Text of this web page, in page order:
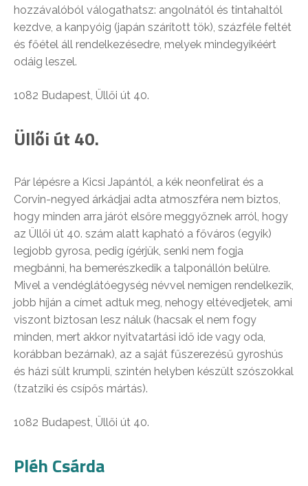
hozzávalóból válogathatsz: angolnától és tintahaltól
kezdve, a kanpyóig (japán szárított tök), százféle feltét
és főétel áll rendelkezésedre, melyek mindegyikéért
odáig leszel.
1082 Budapest, Üllői út 40.
Üllői út 40.
Pár lépésre a Kicsi Japántól, a kék neonfelirat és a
Corvin-negyed árkádjai adta atmoszféra nem biztos,
hogy minden arra járót elsőre meggyőznek arról, hogy
az Üllői út 40. szám alatt kapható a főváros (egyik)
legjobb gyrosa, pedig ígérjük, senki nem fogja
megbánni, ha bemerészkedik a talponállón belülre.
Mivel a vendéglátóegység névvel nemigen rendelkezik,
jobb híján a címet adtuk meg, nehogy eltévedjetek, ami
viszont biztosan lesz náluk (hacsak el nem fogy
minden, mert akkor nyitvatartási idő ide vagy oda,
korábban bezárnak), az a saját fűszerezésű gyroshús
és házi sült krumpli, szintén helyben készült szószokkal
(tzatziki és csípős mártás).
1082 Budapest, Üllői út 40.
Pléh Csárda